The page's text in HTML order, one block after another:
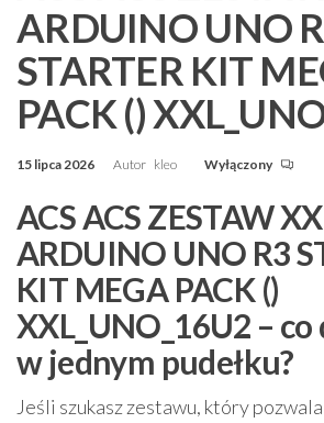
ARDUINO UNO
STARTER KIT
PACK ()
15 lipca 2026 Autor kleo Wyłączony
ACS ACS ZESTAW
ARDUINO UNO R3
KIT MEGA PACK ()
XXL_UNO_16U2 –
w jednym pudełku?
Jeśli szukasz zestawu, który